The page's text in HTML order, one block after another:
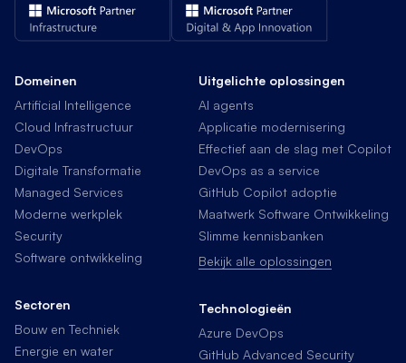
Domeinen
Artificial Intelligence
Cloud Infrastructuur
DevOps
Digitale Transformatie
Managed Services
Moderne werkplek
Security
Software ontwikkeling
Sectoren
Bouw en Techniek
Energie en water
Uitgelichte oplossingen
AI agents
Applicatie modernisering
Effectief aan de slag met Copilot
DevOps as a service
GitHub Copilot adoptie
Maatwerk Software Ontwikkeling
Slimme kennisbanken
Bekijk alle oplossingen
Technologieën
Azure DevOps
GitHub Advanced Security